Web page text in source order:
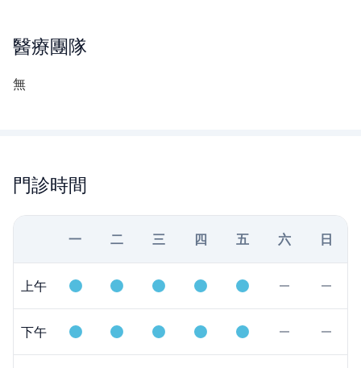
醫療團隊
無
門診時間
一 二 三 四 五 六 日
上午
下午